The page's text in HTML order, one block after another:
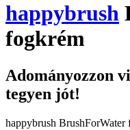
happybrush
fogkrém
Adományozzon
tegyen jót!
happybrush BrushForWater